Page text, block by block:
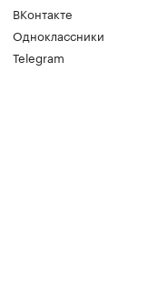
ВКонтакте
Одноклассники
Telegram